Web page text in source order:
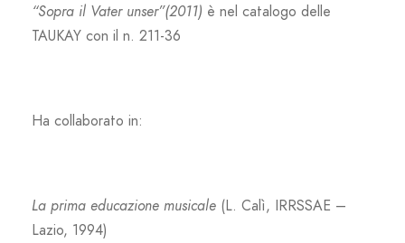
“Sopra il Vater unser”(2011) è nel catalogo delle
TAUKAY con il n. 211-36
Ha collaborato in:
La prima educazione musicale (L. Calì, IRRSSAE –
Lazio, 1994)